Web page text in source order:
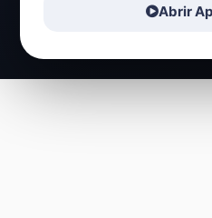
Abrir